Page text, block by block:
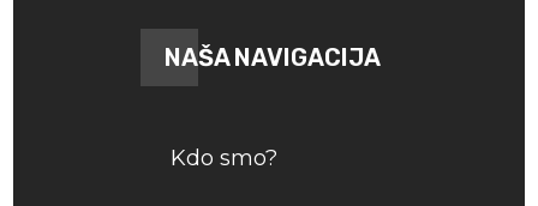
NAŠA NAVIGACIJA
Kdo smo?